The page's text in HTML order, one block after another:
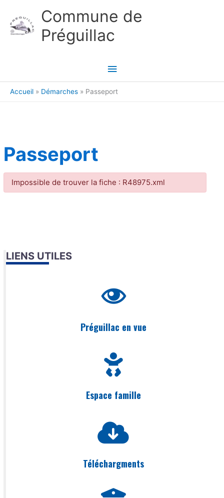
Commune de
Préguillac
Menu
principal
Accueil Démarches Passeport
Passeport
Impossible de trouver la fiche : R48975.xml
LIENS UTILES
Préguillac en vue
Espace famille
Téléchargments